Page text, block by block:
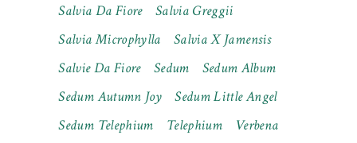
Salvia Da Fiore
Salvia Greggii
Salvia Microphylla
Salvia X Jamensis
Salvie Da Fiore
Sedum
Sedum Album
Sedum Autumn Joy
Sedum Little Angel
Sedum Telephium
Telephium
Verbena